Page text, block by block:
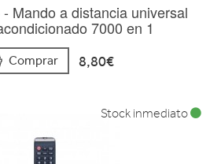
Mando a distancia universal
7000 en 1
Comprar 8,80€
Stock inmediato